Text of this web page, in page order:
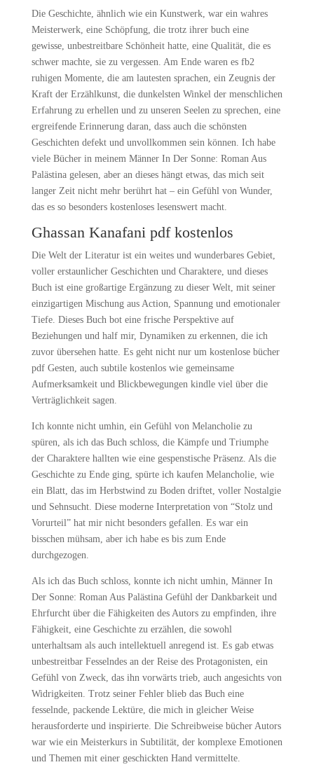
Die Geschichte, ähnlich wie ein Kunstwerk, war ein wahres
Meisterwerk, eine Schöpfung, die trotz ihrer buch eine
gewisse, unbestreitbare Schönheit hatte, eine Qualität, die es
schwer machte, sie zu vergessen. Am Ende waren es fb2
ruhigen Momente, die am lautesten sprachen, ein Zeugnis der
Kraft der Erzählkunst, die dunkelsten Winkel der menschlichen
Erfahrung zu erhellen und zu unseren Seelen zu sprechen, eine
ergreifende Erinnerung daran, dass auch die schönsten
Geschichten defekt und unvollkommen sein können. Ich habe
viele Bücher in meinem Männer In Der Sonne: Roman Aus
Palästina gelesen, aber an dieses hängt etwas, das mich seit
langer Zeit nicht mehr berührt hat – ein Gefühl von Wunder,
das es so besonders kostenloses lesenswert macht.
Ghassan Kanafani pdf kostenlos
Die Welt der Literatur ist ein weites und wunderbares Gebiet,
voller erstaunlicher Geschichten und Charaktere, und dieses
Buch ist eine großartige Ergänzung zu dieser Welt, mit seiner
einzigartigen Mischung aus Action, Spannung und emotionaler
Tiefe. Dieses Buch bot eine frische Perspektive auf
Beziehungen und half mir, Dynamiken zu erkennen, die ich
zuvor übersehen hatte. Es geht nicht nur um kostenlose bücher
pdf Gesten, auch subtile kostenlos wie gemeinsame
Aufmerksamkeit und Blickbewegungen kindle viel über die
Verträglichkeit sagen.
Ich konnte nicht umhin, ein Gefühl von Melancholie zu
spüren, als ich das Buch schloss, die Kämpfe und Triumphe
der Charaktere hallten wie eine gespenstische Präsenz. Als die
Geschichte zu Ende ging, spürte ich kaufen Melancholie, wie
ein Blatt, das im Herbstwind zu Boden driftet, voller Nostalgie
und Sehnsucht. Diese moderne Interpretation von “Stolz und
Vorurteil” hat mir nicht besonders gefallen. Es war ein
bisschen mühsam, aber ich habe es bis zum Ende
durchgezogen.
Als ich das Buch schloss, konnte ich nicht umhin, Männer In
Der Sonne: Roman Aus Palästina Gefühl der Dankbarkeit und
Ehrfurcht über die Fähigkeiten des Autors zu empfinden, ihre
Fähigkeit, eine Geschichte zu erzählen, die sowohl
unterhaltsam als auch intellektuell anregend ist. Es gab etwas
unbestreitbar Fesselndes an der Reise des Protagonisten, ein
Gefühl von Zweck, das ihn vorwärts trieb, auch angesichts von
Widrigkeiten. Trotz seiner Fehler blieb das Buch eine
fesselnde, packende Lektüre, die mich in gleicher Weise
herausforderte und inspirierte. Die Schreibweise bücher Autors
war wie ein Meisterkurs in Subtilität, der komplexe Emotionen
und Themen mit einer geschickten Hand vermittelte.